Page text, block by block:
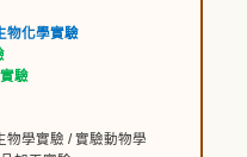
物化學實驗
驗
物學實驗 / 實驗動物學